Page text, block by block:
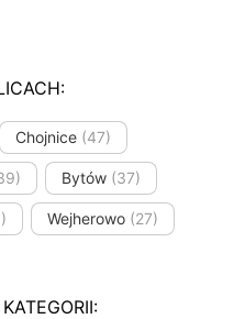
Chojnice (47)
Bytów (37)
Wejherowo (27)